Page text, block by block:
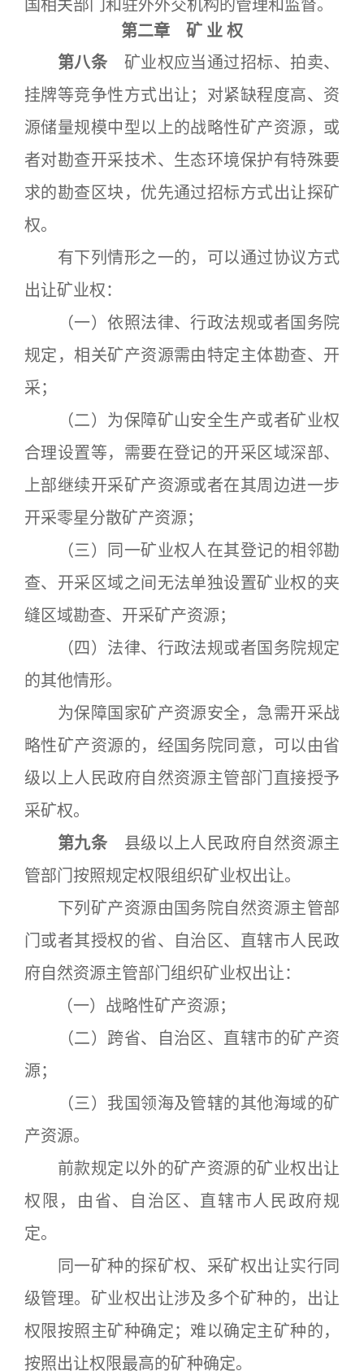
国相关部门和驻外外交机构的管理和监督。
第二章 矿 业 权
第八条 矿业权应当通过招标、拍卖、
挂牌等竞争性方式出让；对紧缺程度高、资
源储量规模中型以上的战略性矿产资源，或
者对勘查开采技术、生态环境保护有特殊要
求的勘查区块，优先通过招标方式出让探矿
权。
有下列情形之一的，可以通过协议方式
出让矿业权：
（一）依照法律、行政法规或者国务院
规定，相关矿产资源需由特定主体勘查、开
采；
（二）为保障矿山安全生产或者矿业权
合理设置等，需要在登记的开采区域深部、
上部继续开采矿产资源或者在其周边进一步
开采零星分散矿产资源；
（三）同一矿业权人在其登记的相邻勘
查、开采区域之间无法单独设置矿业权的夹
缝区域勘查、开采矿产资源；
（四）法律、行政法规或者国务院规定
的其他情形。
为保障国家矿产资源安全，急需开采战
略性矿产资源的，经国务院同意，可以由省
级以上人民政府自然资源主管部门直接授予
采矿权。
第九条 县级以上人民政府自然资源主
管部门按照规定权限组织矿业权出让。
下列矿产资源由国务院自然资源主管部
门或者其授权的省、自治区、直辖市人民政
府自然资源主管部门组织矿业权出让：
（一）战略性矿产资源；
（二）跨省、自治区、直辖市的矿产资
源；
（三）我国领海及管辖的其他海域的矿
产资源。
前款规定以外的矿产资源的矿业权出让
权限，由省、自治区、直辖市人民政府规
定。
同一矿种的探矿权、采矿权出让实行同
级管理。矿业权出让涉及多个矿种的，出让
权限按照主矿种确定；难以确定主矿种的，
按照出让权限最高的矿种确定。